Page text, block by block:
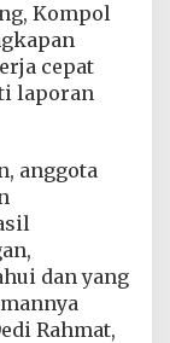
Kompol
cepat
laporan
anggota
dan yang
Rahmat,